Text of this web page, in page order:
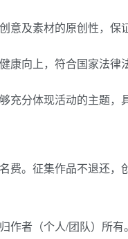
意及素材的原创性，保
康向上，符合国家法律
充分体现活动的主题，
费。征集作品不退还
作者（个人/团队）所有。